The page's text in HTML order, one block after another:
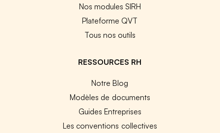
Nos modules SIRH
Plateforme QVT
Tous nos outils
RESSOURCES RH
Notre Blog
Modèles de documents
Guides Entreprises
Les conventions collectives